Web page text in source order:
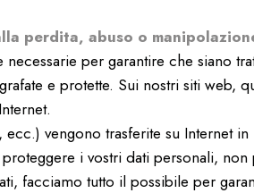
perdita, abuso o
per garantire che siano
e protette. Sui nostri siti
vengono trasferite su Internet
i vostri dati personali,
facciamo tutto il possibile per